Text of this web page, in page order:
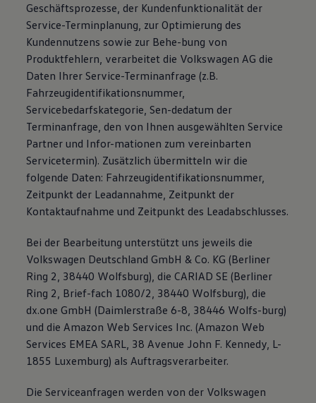
Geschäftsprozesse, der Kundenfunktionalität der
Service-Terminplanung, zur Optimierung des
Kundennutzens sowie zur Behe-bung von
Produktfehlern, verarbeitet die Volkswagen AG die
Daten Ihrer Service-Terminanfrage (z.B.
Fahrzeugidentifikationsnummer,
Servicebedarfskategorie, Sen-dedatum der
Terminanfrage, den von Ihnen ausgewählten Service
Partner und Infor-mationen zum vereinbarten
Servicetermin). Zusätzlich übermitteln wir die
folgende Daten: Fahrzeugidentifikationsnummer,
Zeitpunkt der Leadannahme, Zeitpunkt der
Kontaktaufnahme und Zeitpunkt des Leadabschlusses.
Bei der Bearbeitung unterstützt uns jeweils die
Volkswagen Deutschland GmbH & Co. KG (Berliner
Ring 2, 38440 Wolfsburg), die CARIAD SE (Berliner
Ring 2, Brief-fach 1080/2, 38440 Wolfsburg), die
dx.one GmbH (Daimlerstraße 6-8, 38446 Wolfs-burg)
und die Amazon Web Services Inc. (Amazon Web
Services EMEA SARL, 38 Avenue John F. Kennedy, L-
1855 Luxemburg) als Auftragsverarbeiter.
Die Serviceanfragen werden von der Volkswagen